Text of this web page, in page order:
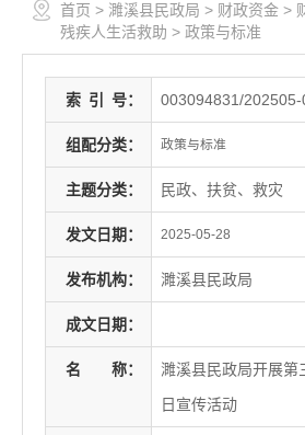
首页 > 濉溪县民政局 > 财政资金 >
残疾人生活救助 > 政策与标准
索 引 号： 003094831/
组配分类： 政策与标准
主题分类： 民政、扶贫、救灾
发文日期： 2025-05-28
发布机构： 濉溪县民政局
成文日期：
名 称：
濉溪县民政局开展第
日宣传活动